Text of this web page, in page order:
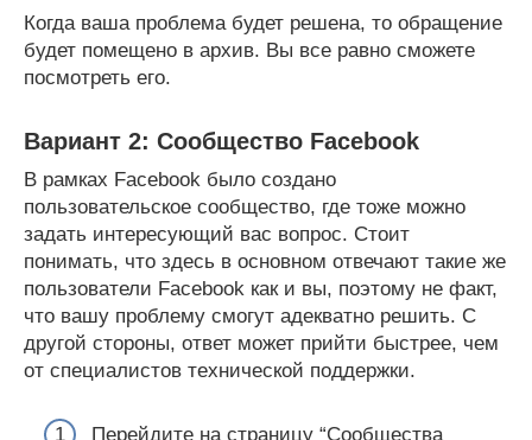
Когда ваша проблема будет решена, то обращение
будет помещено в архив. Вы все равно сможете
посмотреть его.
Вариант 2: Сообщество Facebook
В рамках Facebook было создано
пользовательское сообщество, где тоже можно
задать интересующий вас вопрос. Стоит
понимать, что здесь в основном отвечают такие же
пользователи Facebook как и вы, поэтому не факт,
что вашу проблему смогут адекватно решить. С
другой стороны, ответ может прийти быстрее, чем
от специалистов технической поддержки.
Перейдите на страницу “Сообщества